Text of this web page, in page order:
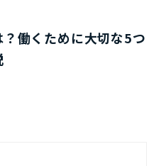
働くために大切な5つ